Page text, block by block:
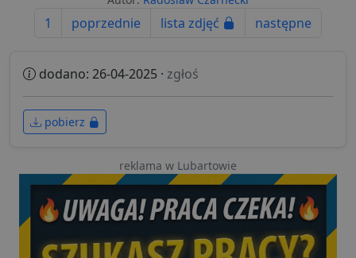
1 poprzednie lista zdjęć następne
dodano: 26-04-2025 · zgłoś
pobierz
reklama w Lubartowie